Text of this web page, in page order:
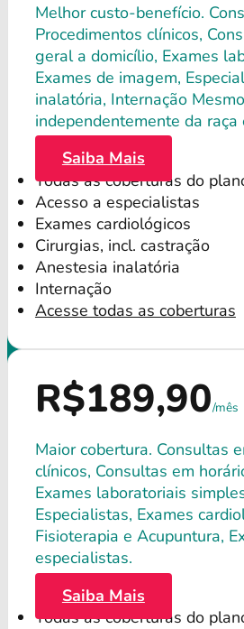
Melhor custo-benefício.
Procedimentos clínicos,
geral a domicílio, Exames
Exames de imagem,
inalatória, Internação
independentemente da raça
Saiba Mais
Todas as coberturas do
Acesso a especialistas
Exames cardiológicos
Cirurgias, incl. castração
Anestesia inalatória
Internação
Acesse todas as coberturas
R$189,90/mês
Maior cobertura. Consultas
clínicos, Consultas em
Exames laboratoriais
Especialistas, Exames
Fisioterapia e Acupuntura,
especialistas.
Saiba Mais
Todas as coberturas do